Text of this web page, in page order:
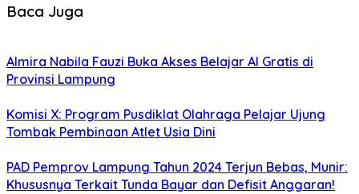
Baca Juga
Almira Nabila Fauzi Buka Akses Belajar AI Gratis di
Provinsi Lampung
Komisi X: Program Pusdiklat Olahraga Pelajar Ujung
Tombak Pembinaan Atlet Usia Dini
PAD Pemprov Lampung Tahun 2024 Terjun Bebas, Munir:
Khususnya Terkait Tunda Bayar dan Defisit Anggaran!